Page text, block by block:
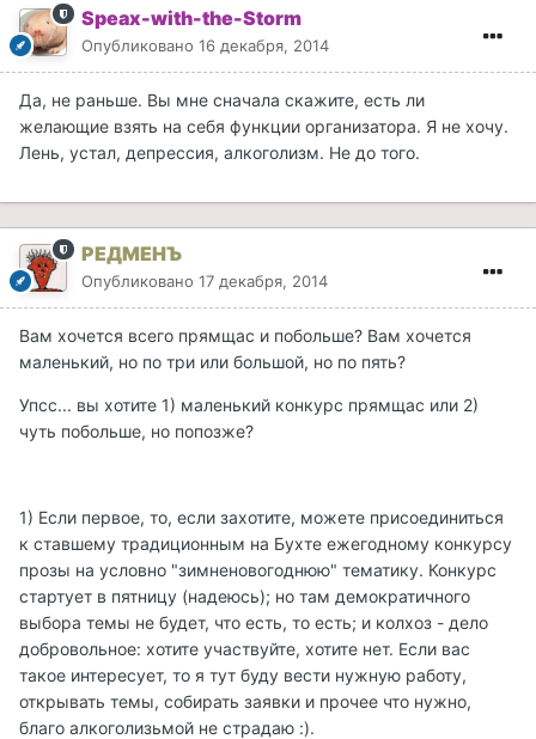
Speax-with-the-Storm
Опубликовано 16 декабря, 2014
Да, не раньше. Вы мне сначала скажите, есть ли
желающие взять на себя функции организатора. Я не хочу.
Лень, устал, депрессия, алкоголизм. Не до того.
РЕДМЕНЪ
Опубликовано 17 декабря, 2014
Вам хочется всего прямщас и побольше? Вам хочется
маленький, но по три или большой, но по пять?
Упсс... вы хотите 1) маленький конкурс прямщас или 2)
чуть побольше, но попозже?
1) Если первое, то, если захотите, можете присоединиться
к ставшему традиционным на Бухте ежегодному конкурсу
прозы на условно "зимненовогоднюю" тематику. Конкурс
стартует в пятницу (надеюсь); но там демократичного
выбора темы не будет, что есть, то есть; и колхоз - дело
добровольное: хотите участвуйте, хотите нет. Если вас
такое интересует, то я тут буду вести нужную работу,
открывать темы, собирать заявки и прочее что нужно,
благо алкоголизьмой не страдаю :).